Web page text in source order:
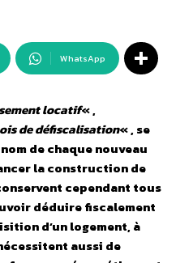
WhatsApp
locatif« ,
de défiscalisation« , se
de chaque nouveau
la construction de
cependant tous
déduire fiscalement
d’un logement, à
aussi de